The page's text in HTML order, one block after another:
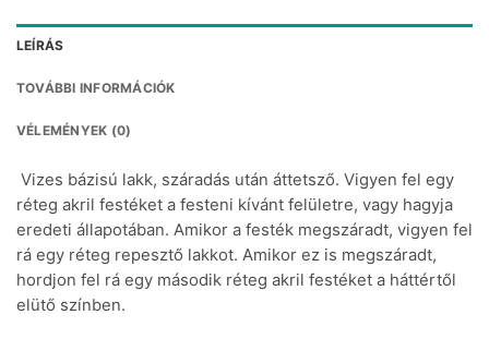
LEÍRÁS
TOVÁBBI INFORMÁCIÓK
VÉLEMÉNYEK (0)
Vizes bázisú lakk, száradás után áttetsző. Vigyen fel egy
réteg akril festéket a festeni kívánt felületre, vagy hagyja
eredeti állapotában. Amikor a festék megszáradt, vigyen fel
rá egy réteg repesztő lakkot. Amikor ez is megszáradt,
hordjon fel rá egy második réteg akril festéket a háttértől
elütő színben.